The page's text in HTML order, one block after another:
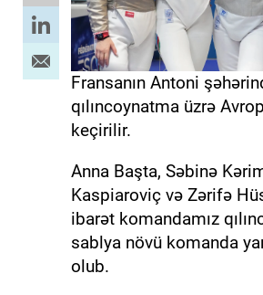
Fransanın Antoni
qılıncoynatma üzrə
keçirilir.
Anna Başta, Səbinə
Kaspiaroviç və Zərifə
ibarət komandamız
sablya növü komanda
olub.